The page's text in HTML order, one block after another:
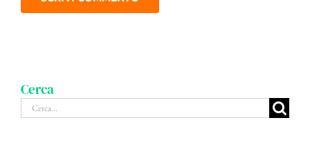
Cerca
Cerca
per: